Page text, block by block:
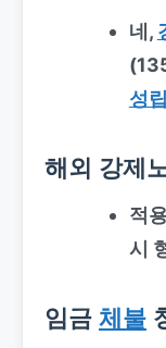
네,
성립
해외 강제
적
시
임금 체불